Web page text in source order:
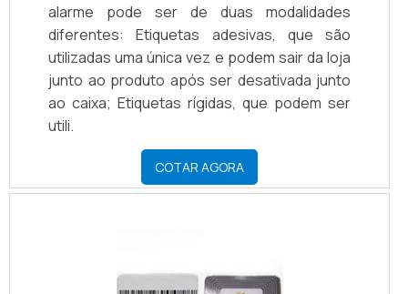
alarme pode ser de duas modalidades
diferentes: Etiquetas adesivas, que são
utilizadas uma única vez e podem sair da loja
junto ao produto após ser desativada junto
ao caixa; Etiquetas rígidas, que podem ser
utili.
COTAR AGORA